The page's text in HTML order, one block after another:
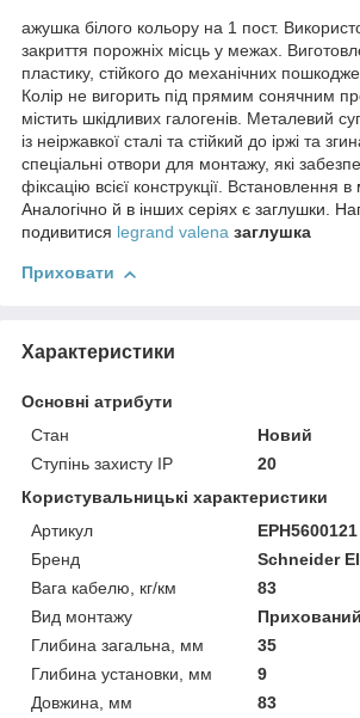
ажушка білого кольору на 1 пост.
закриття порожніх місць у межах.
пластику, стійкого до механічних
Колір не вигорить під прямим сонячним
містить шкідливих галогенів. Металевий
із неіржавкої сталі та стійкий до іржі та
спеціальні отвори для монтажу, які
фіксацію всієї конструкції. Встановлення
Аналогічно й в інших серіях є заглушки.
подивитися legrand valena заглушка
Приховати
Характеристики
Основні атрибути
Стан
Новий
Ступінь захисту IP
20
Користувальницькі характеристики
Артикул
EPH5600121
Бренд
Schneider
Вага кабелю, кг/км
83
Вид монтажу
Прихований
Глибина загальна, мм
35
Глибина установки, мм
9
Довжина, мм
83